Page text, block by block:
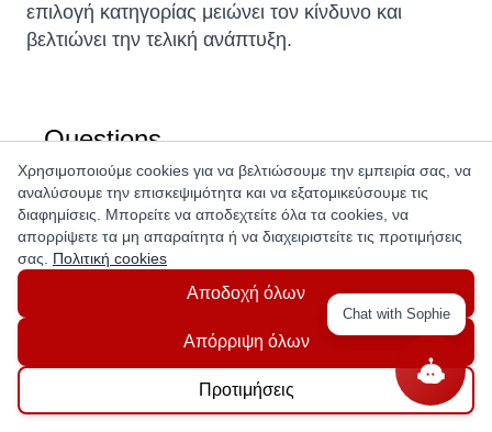
επιλογή κατηγορίας μειώνει τον κίνδυνο και
βελτιώνει την τελική ανάπτυξη.
Questions
Ask a question
Get In Touch With Us!
Χρησιμοποιούμε cookies για να βελτιώσουμε την εμπειρία σας, να
αναλύσουμε την επισκεψιμότητα και να εξατομικεύσουμε τις
διαφημίσεις. Μπορείτε να αποδεχτείτε όλα τα cookies, να
απορρίψετε τα μη απαραίτητα ή να διαχειριστείτε τις προτιμήσεις
σας. Πολιτική cookies
Αποδοχή όλων
Απόρριψη όλων
Προτιμήσεις
Chat with Sophie